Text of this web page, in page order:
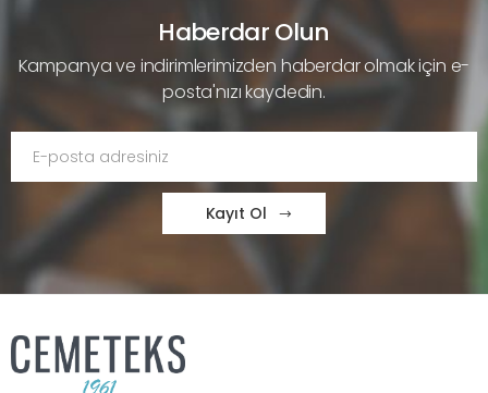
Haberdar Olun
Kampanya ve indirimlerimizden haberdar olmak için e-
posta'nızı kaydedin.
Kayıt Ol